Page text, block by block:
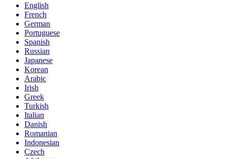
English
French
German
Portuguese
Spanish
Russian
Japanese
Korean
Arabic
Irish
Greek
Turkish
Italian
Danish
Romanian
Indonesian
Czech